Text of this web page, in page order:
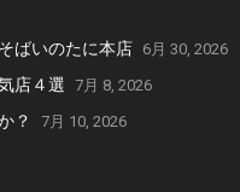
ばいのたに本店 6月 30, 2026
店４選 7月 8, 2026
？ 7月 10, 2026